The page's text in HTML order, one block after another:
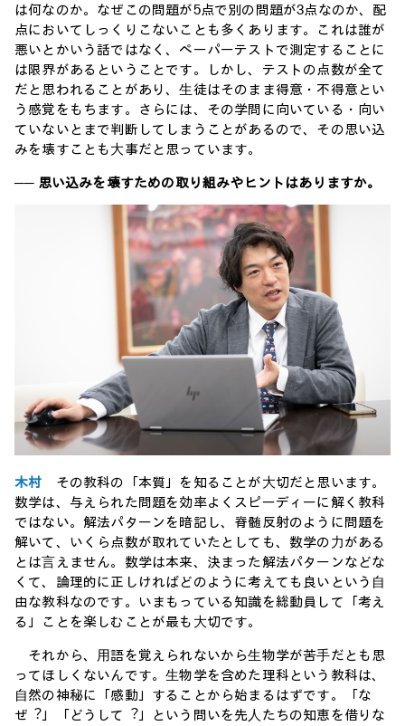
は何なのか。なぜこの問題が5点で別の問題が3点なのか、配
点においてしっくりこないことも多くあります。これは誰が
悪いとかいう話ではなく、ペーパーテストで測定することに
は限界があるということです。しかし、テストの点数が全て
だと思われることがあり、⽣徒はそのまま得意・不得意とい
う感覚をもちます。さらには、その学問に向いている・向い
ていないとまで判断してしまうことがあるので、その思い込
みを壊すことも⼤事だと思っています。
── 思い込みを壊すための取り組みやヒントはありますか。
木村 その教科の「本質」を知ることが⼤切だと思います。
数学は、与えられた問題を効率よくスピーディーに解く教科
ではない。解法パターンを暗記し、脊髄反射のように問題を
解いて、いくら点数が取れていたとしても、数学の⼒がある
とは⾔えません。数学は本来、決まった解法パターンなどな
くて、論理的に正しければどのように考えても良いという⾃
由な教科なのです。いまもっている知識を総動員して「考え
る」ことを楽しむことが最も⼤切です。
それから、⽤語を覚えられないから⽣物学が苦⼿だとも思
ってほしくないんです。⽣物学を含めた理科という教科は、
⾃然の神秘に「感動」することから始まるはずです。「な
ぜ︖」「どうして︖」という問いを先⼈たちの知恵を借りな